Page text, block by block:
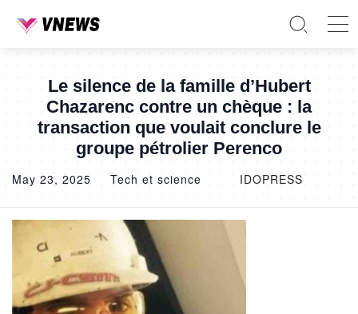
Le silence de la famille d’Hubert
Chazarenc contre un chèque : la
transaction que voulait conclure le
groupe pétrolier Perenco
May 23, 2025 Tech et science IDOPRESS